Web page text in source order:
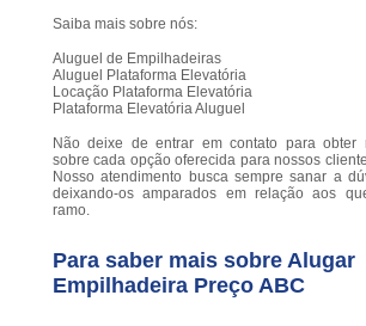
Saiba mais sobre nós:
Aluguel de Empilhadeiras
Aluguel Plataforma Elevatória
Locação Plataforma Elevatória
Plataforma Elevatória Aluguel
Não deixe de entrar em contato para obter
sobre cada opção oferecida para nossos
Nosso atendimento busca sempre sanar a
deixando-os amparados em relação aos
ramo.
Para saber mais sobre Alugar
Empilhadeira Preço ABC